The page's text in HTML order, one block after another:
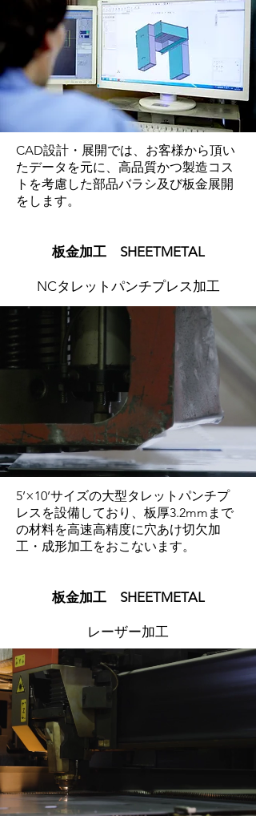
CAD設計・展開では、お客様から頂い
たデータを元に、高品質かつ製造コス
トを考慮した部品バラシ及び板金展開
をします。
​板金加工 SHEETMETAL
NCタレットパンチプレス加工
5’×10’サイズの大型タレットパンチプ
レスを設備しており、板厚3.2mmまで
の材料を高速高精度に穴あけ切欠加
工・成形加工をおこないます。
​板金加工 SHEETMETAL
レーザー加工